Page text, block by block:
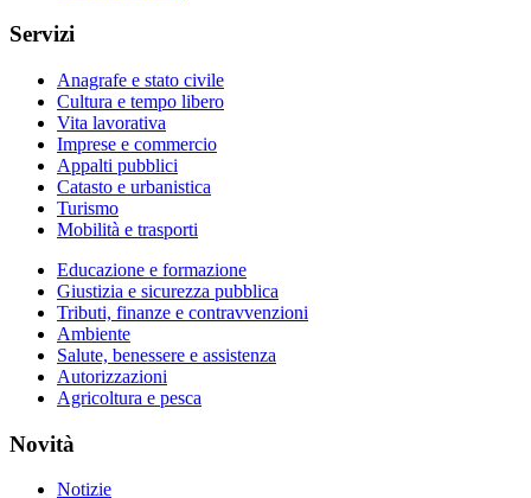
Servizi
Anagrafe e stato civile
Cultura e tempo libero
Vita lavorativa
Imprese e commercio
Appalti pubblici
Catasto e urbanistica
Turismo
Mobilità e trasporti
Educazione e formazione
Giustizia e sicurezza pubblica
Tributi, finanze e contravvenzioni
Ambiente
Salute, benessere e assistenza
Autorizzazioni
Agricoltura e pesca
Novità
Notizie